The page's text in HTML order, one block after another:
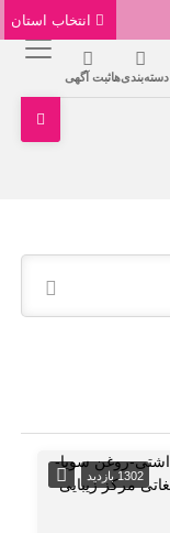
دسته‌بندی‌هاثبت آگهی
1302 بازدید